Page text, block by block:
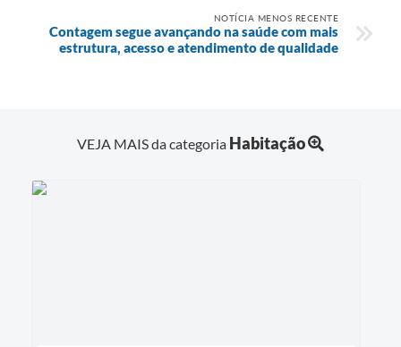
NOTÍCIA MENOS RECENTE
Contagem segue avançando na saúde com mais
estrutura, acesso e atendimento de qualidade
VEJA MAIS da categoria Habitação